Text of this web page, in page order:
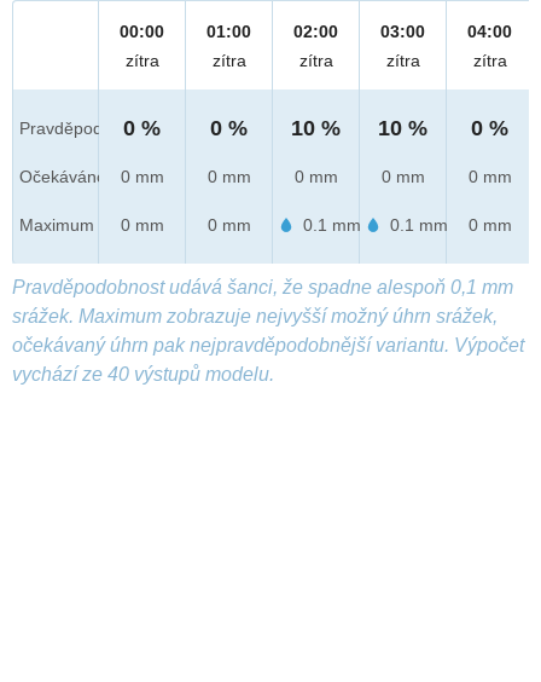
Pravděpod.
Očekáváno
Maximum
00:00
zítra
0 %
0 mm
0 mm
01:00
zítra
0 %
0 mm
0 mm
02:00
zítra
10 %
0 mm
0.1 mm
03:00
zítra
10 %
0 mm
0.1 mm
04:00
zítra
0 %
0 mm
0 mm
Pravděpodobnost udává šanci, že spadne alespoň 0,1 mm
srážek. Maximum zobrazuje nejvyšší možný úhrn srážek,
očekávaný úhrn pak nejpravděpodobnější variantu. Výpočet
vychází ze 40 výstupů modelu.